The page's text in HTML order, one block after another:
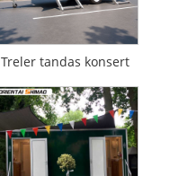
Treler tandas konsert